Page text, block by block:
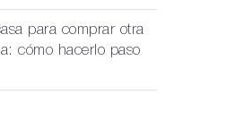
para comprar otra
cómo hacerlo paso